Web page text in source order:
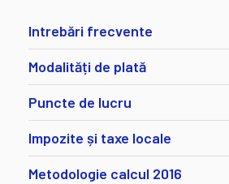
Intrebări frecvente
Modalități de plată
Puncte de lucru
Impozite și taxe locale
Metodologie calcul 2016